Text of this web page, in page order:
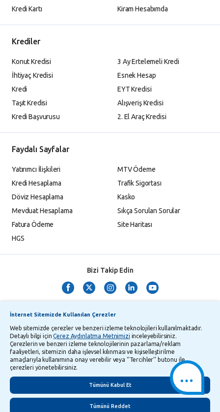
Kredi Kartı
Kiram Hesabımda
Krediler
Konut Kredisi
İhtiyaç Kredisi
Kredi
Taşıt Kredisi
Kredi Başvurusu
3 Ay Ertelemeli Kredi
Esnek Hesap
EYT Kredisi
Alışveriş Kredisi
2. El Araç Kredisi
Faydalı Sayfalar
Yatırımcı İlişkileri
Kredi Hesaplama
Döviz Hesaplama
Mevduat Hesaplama
Fatura Ödeme
HGS
MTV Ödeme
Trafik Sigortası
Kasko
Sıkça Sorulan Sorular
Site Haritası
Bizi Takip Edin
TMSF ve YTM Zaman Aşımı Listesi Bilgi Toplumu Hizmetleri
Kişisel Verilerin Korunması Gizlilik Politikası Çerez Aydınlatma Metni
İletişim English
İnternet Sitemizde Kullanılan Çerezler
Web sitemizde çerezler ve benzeri izleme teknolojileri kullanılmaktadır.
Detaylı bilgi içinÇerez Aydınlatma Metnimizi inceleyebilirsiniz.
Çerezlerin ve benzeri izleme teknolojilerinin pazarlama/reklam
faaliyetleri, sitemizin daha işlevsel kılınması ve kişiselleştirilme
amaçlarıyla kullanımına onay verebilir veya ‘’Tercihler’’ butonu ile
çerezleri yönetebilirsiniz.
Tümünü Reddet
Tümünü Kabul Et